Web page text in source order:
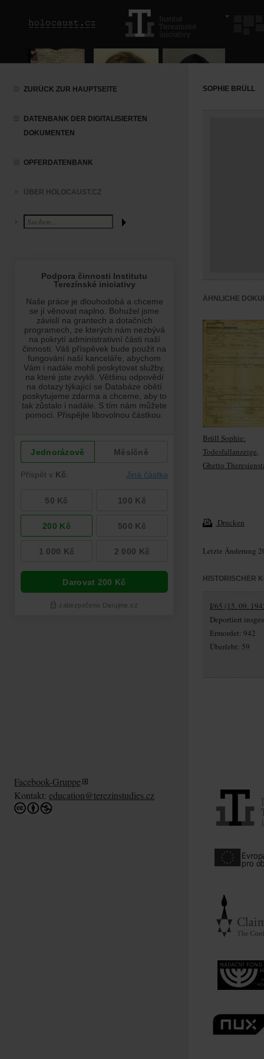
ZURÜCK ZUR HAUPTSEITE
DATENBANK DER DIGITALISIERTEN
DOKUMENTEN
OPFERDATENBANK
ÜBER HOLOCAUST.CZ
SOPHIE BRÜLL
ÄHNLICHE
Brüll Sophie:
Todesfallanzeige,
Ghetto
Drucken
Letzte Änderung
HISTORISCHER
I/65 (15. 09.
Deportiert
Ermordet: 942
Überlebt: 59
Facebook-Gruppe
Kontakt: education@terezinstudies.cz